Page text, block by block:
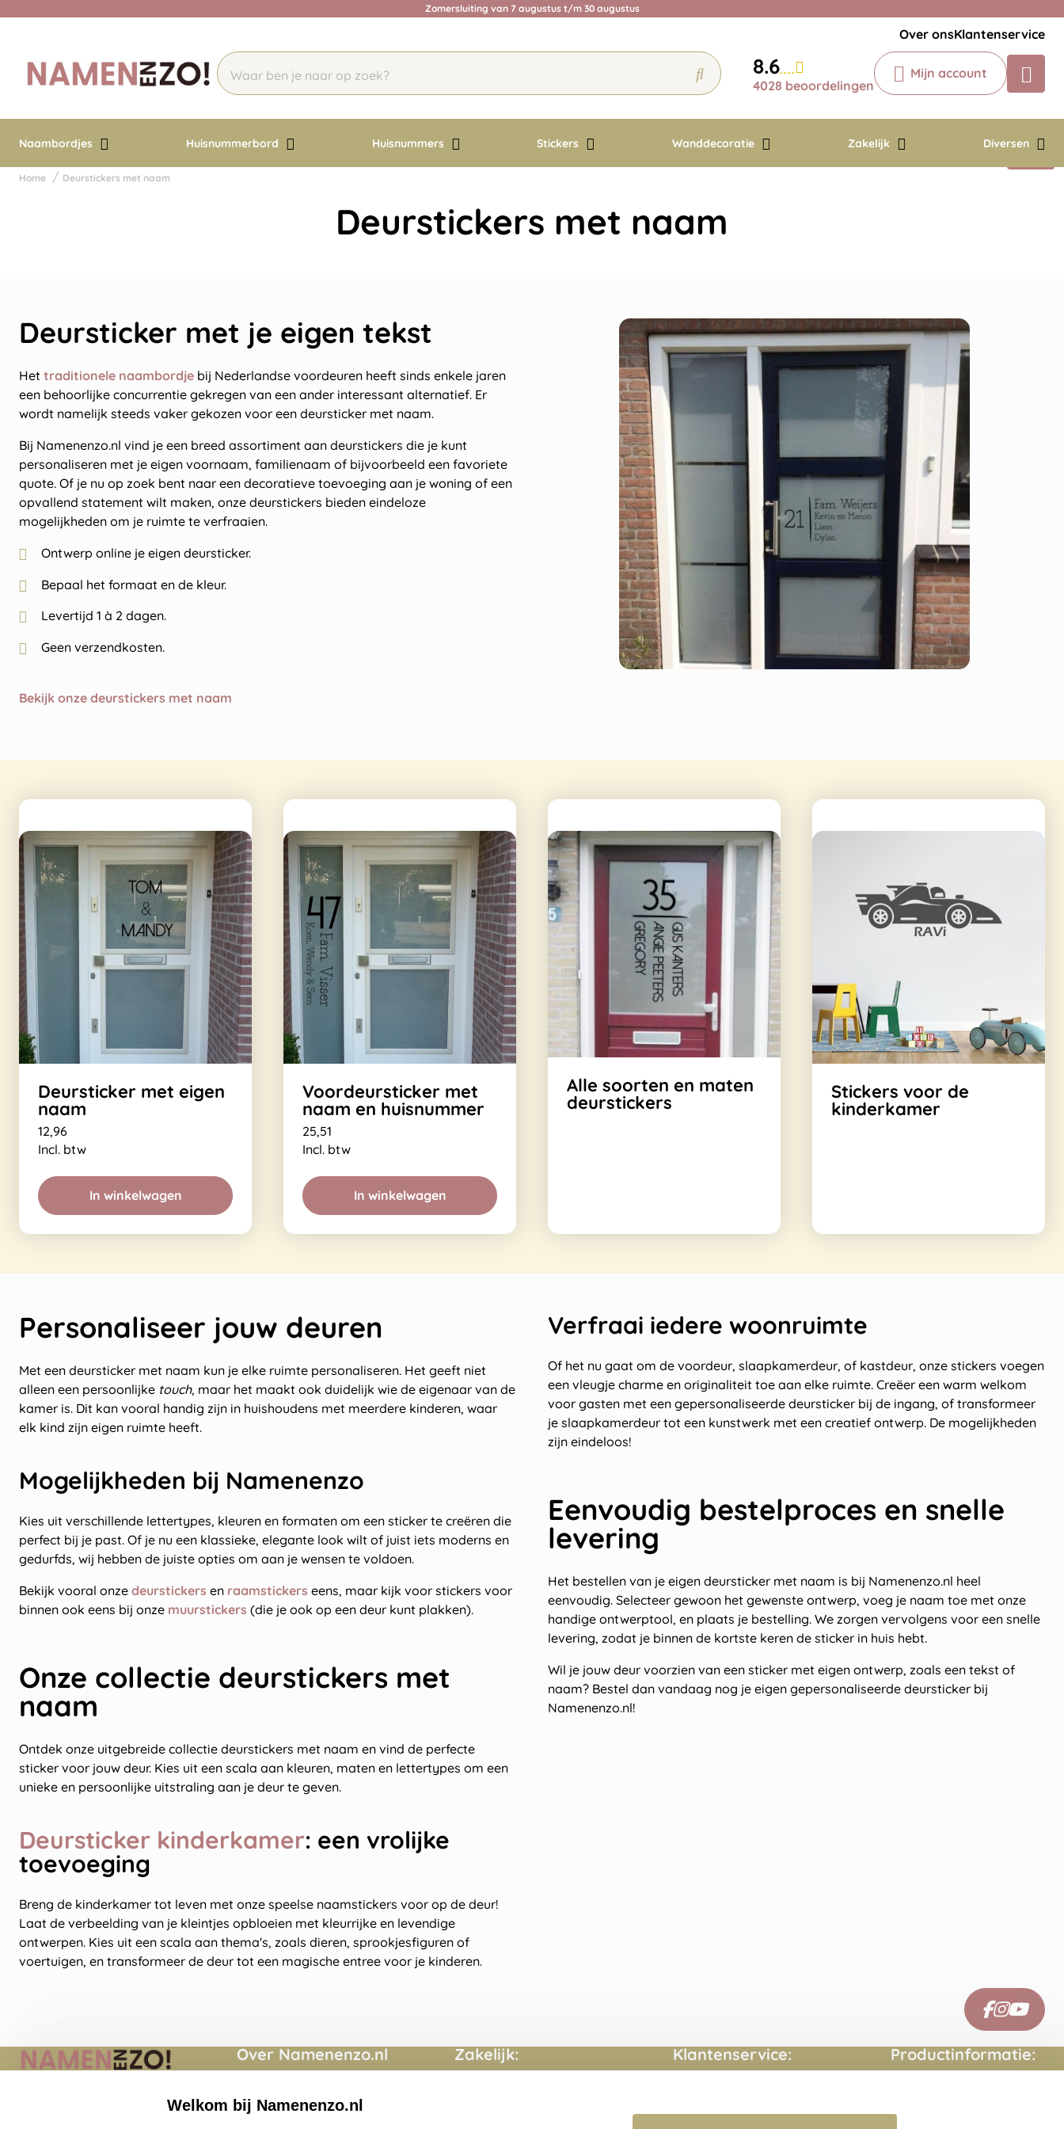
Zomersluiting van 7 augustus t/m 30 augustus
Over onsKlantenservice
8.6
4028 beoordelingen
Mijn account
Naambordjes Huisnummerbord Huisnummers Stickers Wanddecoratie Zakelijk Diversen
Chatbot
Chat 24/7 met onze chatbot voor
Contact
Home Deurstickers met naam
Deurstickers met naam
Deursticker met je eigen tekst
Het traditionele naambordje bij Nederlandse voordeuren heeft sinds enkele jaren
een behoorlijke concurrentie gekregen van een ander interessant alternatief. Er
wordt namelijk steeds vaker gekozen voor een deursticker met naam.
Bij Namenenzo.nl vind je een breed assortiment aan deurstickers die je kunt
personaliseren met je eigen voornaam, familienaam of bijvoorbeeld een favoriete
quote. Of je nu op zoek bent naar een decoratieve toevoeging aan je woning of een
opvallend statement wilt maken, onze deurstickers bieden eindeloze
mogelijkheden om je ruimte te verfraaien.
Ontwerp online je eigen deursticker.
Bepaal het formaat en de kleur.
Levertijd 1 à 2 dagen.
Geen verzendkosten.
Bekijk onze deurstickers met naam
Deursticker met eigen
naam
12,96
Incl. btw
In winkelwagen
Voordeursticker met
naam en huisnummer
25,51
Incl. btw
In winkelwagen
Alle soorten en maten
deurstickers
Stickers voor de
kinderkamer
Personaliseer jouw deuren
Met een deursticker met naam kun je elke ruimte personaliseren. Het geeft niet
alleen een persoonlijke touch, maar het maakt ook duidelijk wie de eigenaar van de
kamer is. Dit kan vooral handig zijn in huishoudens met meerdere kinderen, waar
elk kind zijn eigen ruimte heeft.
Mogelijkheden bij Namenenzo
Kies uit verschillende lettertypes, kleuren en formaten om een sticker te creëren die
perfect bij je past. Of je nu een klassieke, elegante look wilt of juist iets moderns en
gedurfds, wij hebben de juiste opties om aan je wensen te voldoen.
Bekijk vooral onze deurstickers en raamstickers eens, maar kijk voor stickers voor
binnen ook eens bij onze muurstickers (die je ook op een deur kunt plakken).
Onze collectie deurstickers met
naam
Ontdek onze uitgebreide collectie deurstickers met naam en vind de perfecte
sticker voor jouw deur. Kies uit een scala aan kleuren, maten en lettertypes om een
unieke en persoonlijke uitstraling aan je deur te geven.
Deursticker kinderkamer: een vrolijke
toevoeging
Breng de kinderkamer tot leven met onze speelse naamstickers voor op de deur!
Laat de verbeelding van je kleintjes opbloeien met kleurrijke en levendige
ontwerpen. Kies uit een scala aan thema's, zoals dieren, sprookjesfiguren of
voertuigen, en transformeer de deur tot een magische entree voor je kinderen.
Verfraai iedere woonruimte
Of het nu gaat om de voordeur, slaapkamerdeur, of kastdeur, onze stickers voegen
een vleugje charme en originaliteit toe aan elke ruimte. Creëer een warm welkom
voor gasten met een gepersonaliseerde deursticker bij de ingang, of transformeer
je slaapkamerdeur tot een kunstwerk met een creatief ontwerp. De mogelijkheden
zijn eindeloos!
Eenvoudig bestelproces en snelle
levering
Het bestellen van je eigen deursticker met naam is bij Namenenzo.nl heel
eenvoudig. Selecteer gewoon het gewenste ontwerp, voeg je naam toe met onze
handige ontwerptool, en plaats je bestelling. We zorgen vervolgens voor een snelle
levering, zodat je binnen de kortste keren de sticker in huis hebt.
Wil je jouw deur voorzien van een sticker met eigen ontwerp, zoals een tekst of
naam? Bestel dan vandaag nog je eigen gepersonaliseerde deursticker bij
Namenenzo.nl!
Over Namenenzo.nl
Over ons
Zakelijk: Klantenservice:
Veelgestelde vragen
Productinformatie:
Sitemap
Welkom bij Namenenzo.nl